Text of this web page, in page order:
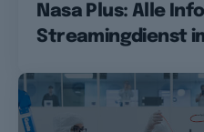
Nasa Plus: Alle
Streamingdienst